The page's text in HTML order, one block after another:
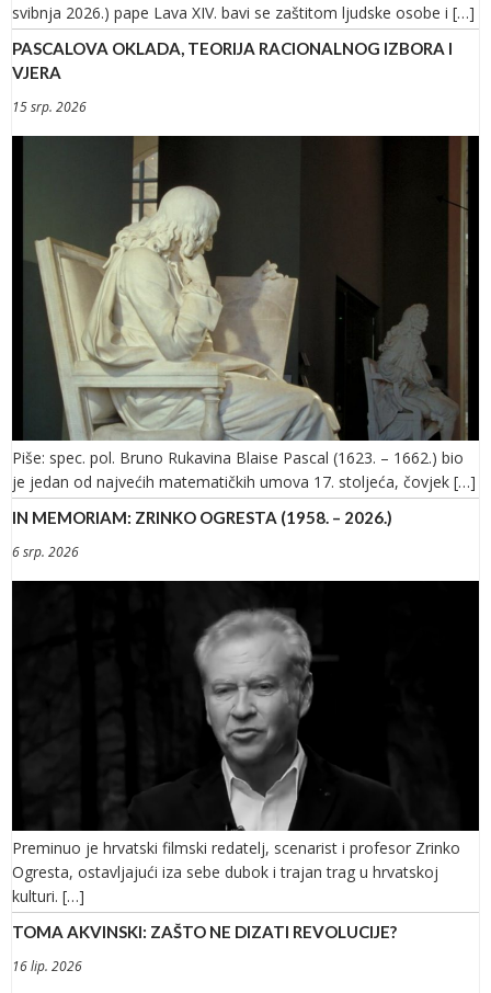
svibnja 2026.) pape Lava XIV. bavi se zaštitom ljudske osobe i […]
PASCALOVA OKLADA, TEORIJA RACIONALNOG IZBORA I
VJERA
15 srp. 2026
Piše: spec. pol. Bruno Rukavina Blaise Pascal (1623. – 1662.) bio
je jedan od najvećih matematičkih umova 17. stoljeća, čovjek […]
IN MEMORIAM: ZRINKO OGRESTA (1958. – 2026.)
6 srp. 2026
Preminuo je hrvatski filmski redatelj, scenarist i profesor Zrinko
Ogresta, ostavljajući iza sebe dubok i trajan trag u hrvatskoj
kulturi. […]
TOMA AKVINSKI: ZAŠTO NE DIZATI REVOLUCIJE?
16 lip. 2026